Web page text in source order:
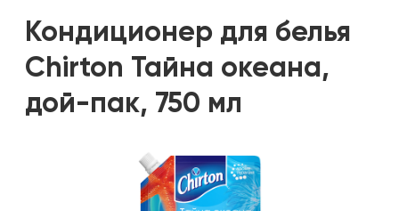
Кондиционер для белья
Chirton Тайна океана,
дой-пак, 750 мл